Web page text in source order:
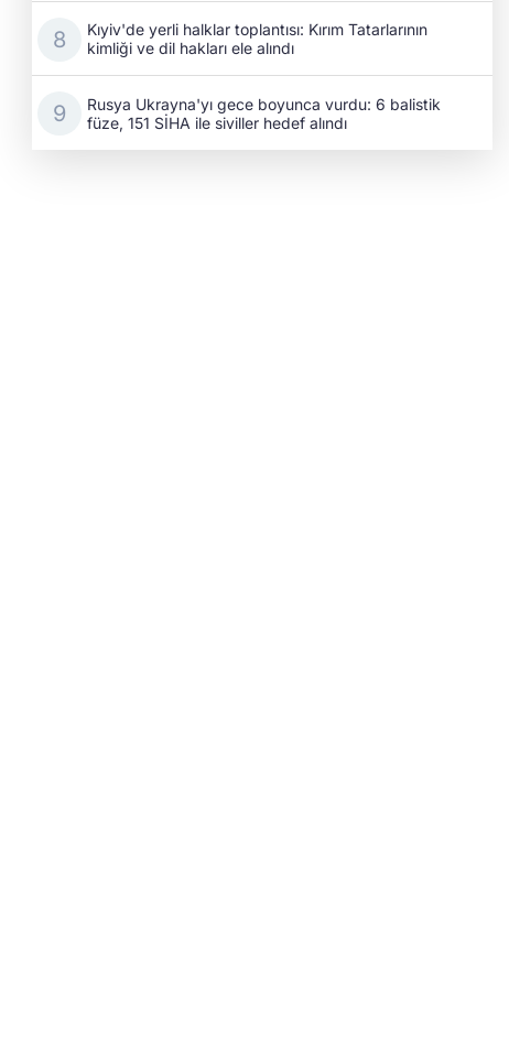
Kıyiv'de yerli halklar toplantısı: Kırım Tatarlarının
kimliği ve dil hakları ele alındı
Rusya Ukrayna'yı gece boyunca vurdu: 6 balistik
füze, 151 SİHA ile siviller hedef alındı